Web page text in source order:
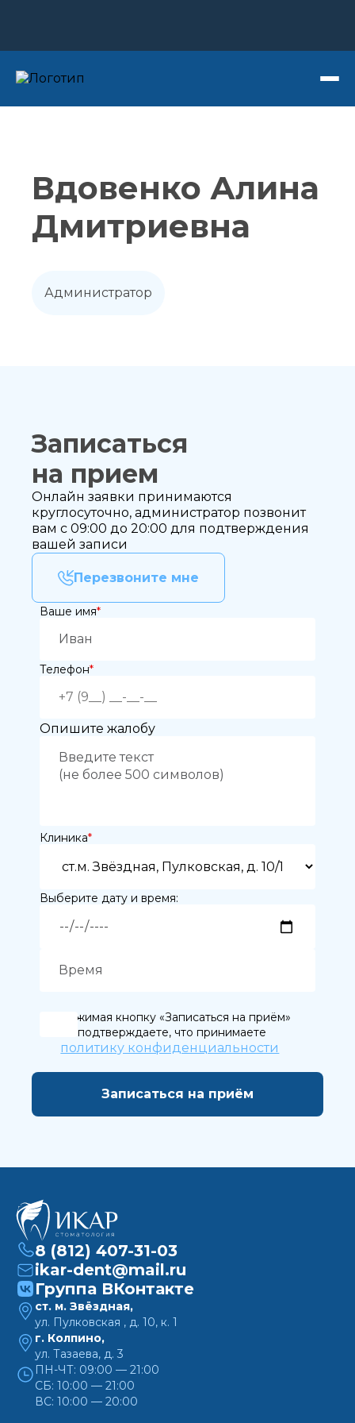
Записаться
на приём
Выберите
клинику:
приёма:
Если Вам нужна
прием, поставьте
Нажимая кнопку «Записаться на
приём» вы подтверждаете, что
принимаете
политику
Вдовенко Алина
Дмитриевна
Администратор
Записаться
на прием
Онлайн заявки принимаются
круглосуточно, администратор позвонит
вам с 09:00 до 20:00 для подтверждения
вашей записи
Перезвоните мне
Ваше имя*
Телефон*
Опишите жалобу
Клиника*
Выберите дату и время:
Нажимая кнопку «Записаться на приём»
вы подтверждаете, что принимаете
политику конфиденциальности
8 (812) 407-31-03
ikar-dent@mail.ru
Группа ВКонтакте
ст. м. Звёздная,
ул. Пулковская , д. 10, к. 1
г. Колпино,
ул. Тазаева, д. 3
ПН-ЧТ: 09:00 — 21:00
СБ: 10:00 — 21:00
ВС: 10:00 — 20:00